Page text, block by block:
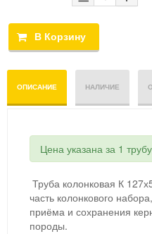
ОПИСАНИЕ НАЛИЧИЕ
Цена указана за 1
Труба колонковая К
часть колонкового
приёма и сохранения
породы.